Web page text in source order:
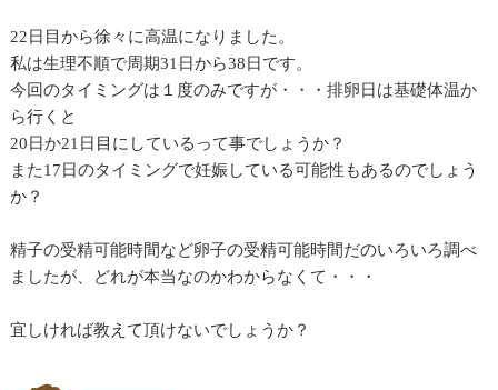
22日目から徐々に高温になりました。
私は生理不順で周期31日から38日です。
今回のタイミングは１度のみですが・・・排卵日は基礎体温か
ら行くと
20日か21日目にしているって事でしょうか？
また17日のタイミングで妊娠している可能性もあるのでしょう
か？
精子の受精可能時間など卵子の受精可能時間だのいろいろ調べ
ましたが、どれが本当なのかわからなくて・・・
宜しければ教えて頂けないでしょうか？